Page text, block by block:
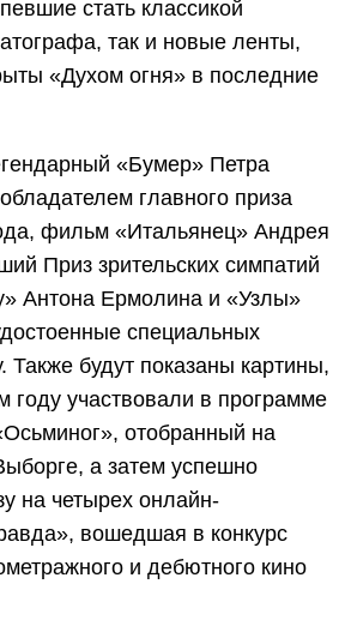
стать классикой
так и новые ленты,
«Духом огня» в последние
«Бумер» Петра
главного приза
фильм «Итальянец» Андрея
Приз зрительских симпатий
Антона Ермолина и «Узлы»
специальных
Также будут показаны картины,
году участвовали в программе
отобранный на
а затем успешно
на четырех онлайн-
вошедшая в конкурс
и дебютного кино